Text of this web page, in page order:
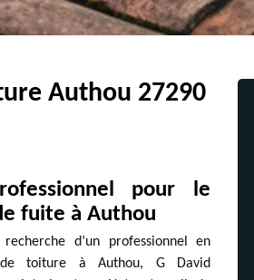
Authou 27290
pour le
fuite à Authou
d’un professionnel en
toiture à Authou, G David